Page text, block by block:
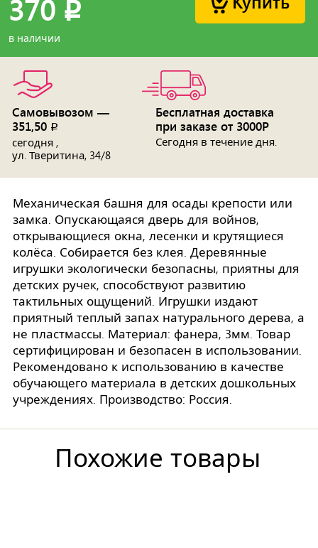
370 p
в наличии
Самовывозом —
351,50 p
сегодня ,
ул. Тверитина, 34/8
Бесплатная доставка
при заказе от 3000Р
Сегодня в течение дня.
Механическая башня для осады крепости или
замка. Опускающаяся дверь для войнов,
открывающиеся окна, лесенки и крутящиеся
колёса. Собирается без клея. Деревянные
игрушки экологически безопасны, приятны для
детских ручек, способствуют развитию
тактильных ощущений. Игрушки издают
приятный теплый запах натурального дерева, а
не пластмассы. Материал: фанера, 3мм. Товар
сертифицирован и безопасен в использовании.
Рекомендовано к использованию в качестве
обучающего материала в детских дошкольных
учреждениях. Производство: Россия.
Похожие товары